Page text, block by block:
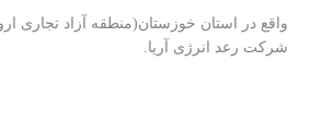
واقع در استان خوزستان(منطقه آزاد تجاری
شرکت رعد انرژی آریا.